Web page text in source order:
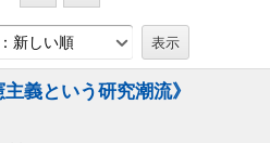
新しい順
義という研究潮流》